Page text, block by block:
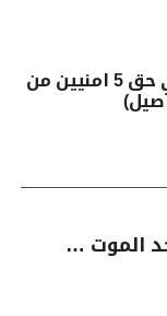
ابطاقة ايداع بالسجن في حق 5 امنيين من
الموت …